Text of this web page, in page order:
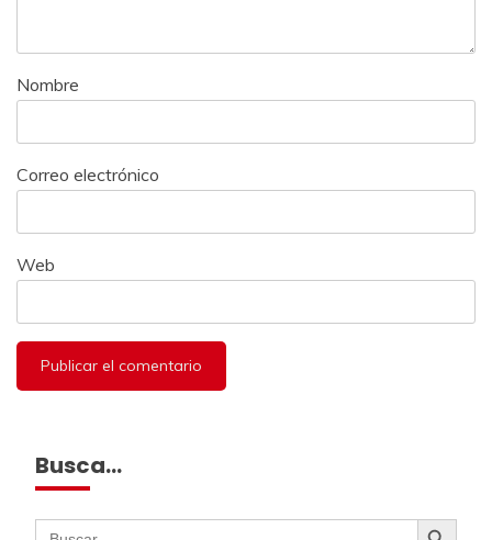
Nombre
Correo electrónico
Web
Busca…
Buscar: Botón de búsqueda